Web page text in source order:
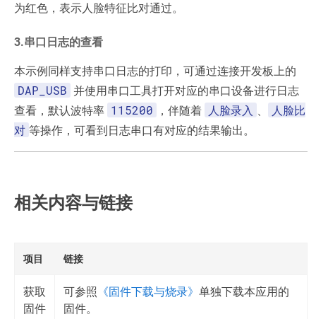
为红色，表示人脸特征比对通过。
3.串口日志的查看
本示例同样支持串口日志的打印，可通过连接开发板上的
DAP_USB 并使用串口工具打开对应的串口设备进行日志
查看，默认波特率 115200 ，伴随着 人脸录入
人脸比
对 等操作，可看到日志串口有对应的结果输出。
相关内容与链接
项目 链接
获取
固件
可参照 《固件下载与烧录》 单独下载本应用的
固件。